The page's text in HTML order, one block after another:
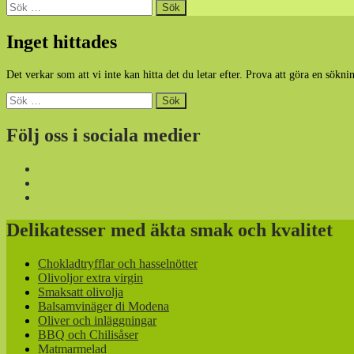
Sök
efter:
Inget hittades
Det verkar som att vi inte kan hitta det du letar efter. Prova att göra en
Sök
efter:
Följ oss i sociala medier
Delikatesser med äkta smak och kvalitet
Chokladtryfflar och hasselnötter
Olivoljor extra virgin
Smaksatt olivolja
Balsamvinäger di Modena
Oliver och inläggningar
BBQ och Chilisåser
Matmarmelad